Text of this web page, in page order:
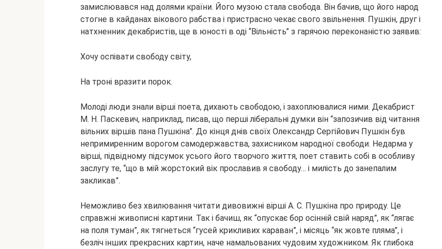
замислювався над долями країни. Його музою стала свобода. Він бачив, що його народ
стогне в кайданах вікового рабства і пристрасно чекає свого звільнення. Пушкін, друг і
натхненник декабристів, ще в юності в оді “Вільність” з гарячою переконаністю заявив:
Хочу оспівати свободу світу,
На троні вразити порок.
Молоді люди знали вірші поета, дихають свободою, і захоплювалися ними. Декабрист
М. Н. Паскевич, наприклад, писав, що перші ліберальні думки він “запозичив від читання
вільних віршів пана Пушкіна”. До кінця днів своїх Олександр Сергійович Пушкін був
непримиренним ворогом самодержавства, захисником народної свободи. Недарма у
вірші, підвідному підсумок усього його творчого життя, поет ставить собі в особливу
заслугу те, “що в мій жорстокий вік прославив я свободу… і милість до занепалим
закликав”.
Неможливо без хвилювання читати дивовижні вірші А. С. Пушкіна про природу. Це
справжні живописні картини. Так і бачиш, як “опускає бор осінній свій наряд”, як “лягає
на поля туман”, як тягнеться “гусей крикливих караван”, і місяць “як жовте пляма”, і
безліч інших прекрасних картин, наче намальованих чудовим художником. Як глибока